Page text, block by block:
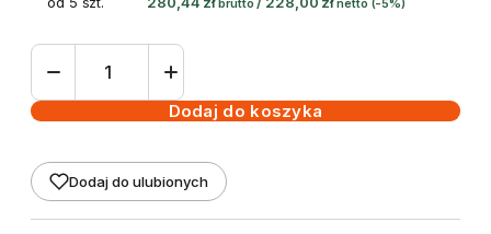
brutto netto (-5%)
ilość
termotransferowa
220mm
300m
Black
Dodaj do koszyka
Dodaj do ulubionych